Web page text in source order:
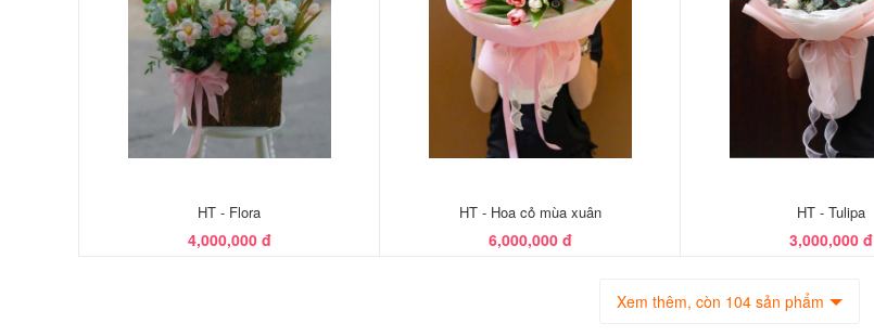
HT - Flora
4,000,000 đ
HT - Hoa cỏ mùa xuân
6,000,000 đ
HT - Tulipa
3,000,000 đ
Xem thêm, còn 104 sản phẩm